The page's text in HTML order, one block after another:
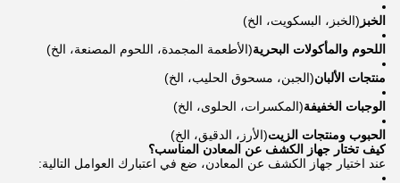
الخبز (الخبز، البسكويت، الخ)
اللحوم والمأكولات البحرية(الأطعمة المجمدة، اللحوم المصنعة، الخ)
منتجات الألبان(الجبن، مسحوق الحليب، الخ)
الوجبات الخفيفة(المكسرات، الحلوى، الخ)
الحبوب ومنتجات الزيت(الأرز، الدقيق، الخ)
كيف تختار جهاز الكشف عن المعادن المناسب؟
عند اختيار جهاز الكشف عن المعادن، ضع في اعتبارك العوامل التالية: